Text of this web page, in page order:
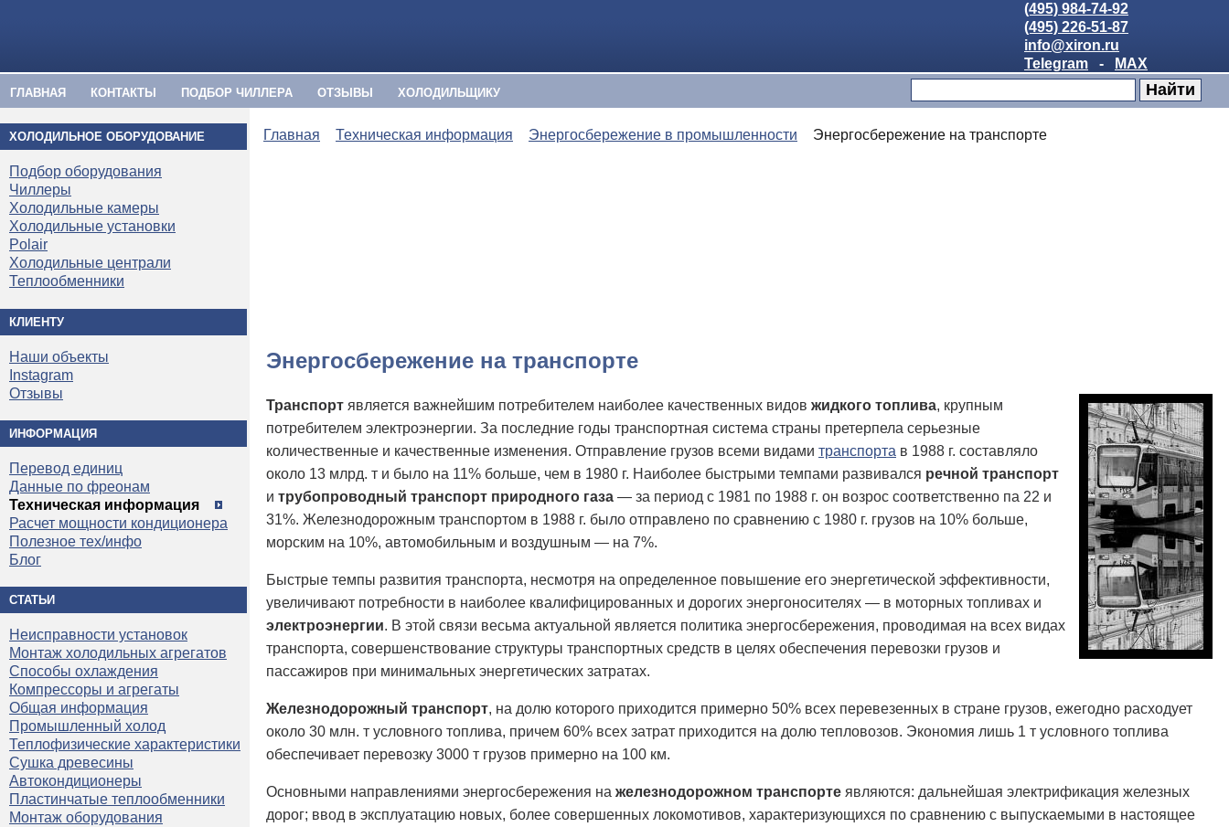
(495) 984-74-92
(495) 226-51-87
info@xiron.ru
Telegram
- MAX
ГЛАВНАЯ КОНТАКТЫ ПОДБОР ЧИЛЛЕРА ОТЗЫВЫ ХОЛОДИЛЬЩИКУ
ХОЛОДИЛЬНОЕ ОБОРУДОВАНИЕ
Подбор оборудования
Чиллеры
Холодильные камеры
Холодильные установки
Polair
Холодильные централи
Теплообменники
КЛИЕНТУ
Наши объекты
Instagram
Отзывы
ИНФОРМАЦИЯ
Перевод единиц
Данные по фреонам
Техническая информация
Расчет мощности кондиционера
Полезное тех/инфо
Блог
СТАТЬИ
Неисправности установок
Монтаж холодильных агрегатов
Способы охлаждения
Компрессоры и агрегаты
Общая информация
Промышленный холод
Теплофизические характеристики
Сушка древесины
Автокондиционеры
Пластинчатые теплообменники
Монтаж оборудования
Главная Техническая информация Энергосбережение в промышленности Энергосбережение на транспорте
Энергосбережение на транспорте
Транспорт является важнейшим потребителем наиболее качественных видов жидкого топлива, крупным
потребителем электроэнергии. За последние годы транспортная система страны претерпела серьезные
количественные и качественные изменения. Отправление грузов всеми видами транспорта в 1988 г. составляло
около 13 млрд. т и было на 11% больше, чем в 1980 г. Наиболее быстрыми темпами развивался речной транспорт
и трубопроводный транспорт природного газа — за период с 1981 по 1988 г. он возрос соответственно па 22 и
31%. Железнодорожным транспортом в 1988 г. было отправлено по сравнению с 1980 г. грузов на 10% больше,
морским на 10%, автомобильным и воздушным — на 7%.
Быстрые темпы развития транспорта, несмотря на определенное повышение его энергетической эффективности,
увеличивают потребности в наиболее квалифицированных и дорогих энергоносителях — в моторных топливах и
электроэнергии. В этой связи весьма актуальной является политика энергосбережения, проводимая на всех видах
транспорта, совершенствование структуры транспортных средств в целях обеспечения перевозки грузов и
пассажиров при минимальных энергетических затратах.
Железнодорожный транспорт, на долю которого приходится примерно 50% всех перевезенных в стране грузов, ежегодно расходует
около 30 млн. т условного топлива, причем 60% всех затрат приходится на долю тепловозов. Экономия лишь 1 т условного топлива
обеспечивает перевозку 3000 т грузов примерно на 100 км.
Основными направлениями энергосбережения на железнодорожном транспорте являются: дальнейшая электрификация железных
дорог; ввод в эксплуатацию новых, более совершенных локомотивов, характеризующихся по сравнению с выпускаемыми в настоящее